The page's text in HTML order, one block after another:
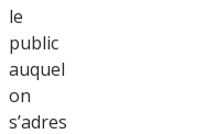
le
public
auquel
on
s’adres